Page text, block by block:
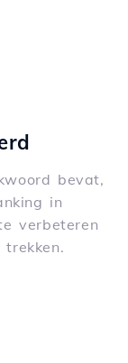
bevat,
in
verbeteren